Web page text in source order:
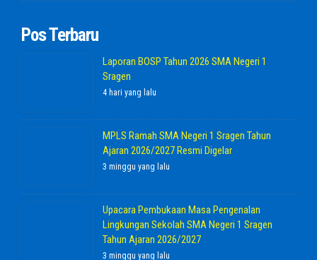
Pos Terbaru
Laporan BOSP Tahun 2026 SMA Negeri 1
Sragen
4 hari yang lalu
MPLS Ramah SMA Negeri 1 Sragen Tahun
Ajaran 2026/2027 Resmi Digelar
3 minggu yang lalu
Upacara Pembukaan Masa Pengenalan
Lingkungan Sekolah SMA Negeri 1 Sragen
Tahun Ajaran 2026/2027
3 minggu yang lalu